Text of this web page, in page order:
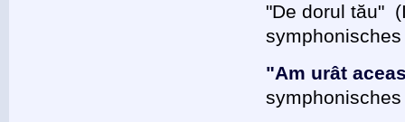
"De dorul tău"
"Am urât